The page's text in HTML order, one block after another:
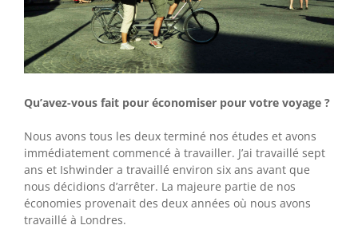
Qu’avez-vous fait pour économiser pour votre voyage ?
Nous avons tous les deux terminé nos études et avons
immédiatement commencé à travailler. J’ai travaillé sept
ans et Ishwinder a travaillé environ six ans avant que
nous décidions d’arrêter. La majeure partie de nos
économies provenait des deux années où nous avons
travaillé à Londres.